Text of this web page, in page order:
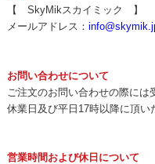
【 SkyMikスカイミック 】
メールアドレス：
お問い合わせについて
ご注文のお問い合わせの際には
休業日及び平日17時以降に頂い
営業時間および休日について